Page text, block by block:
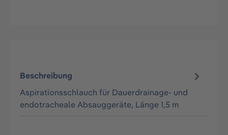
Beschreibung
Aspirationsschlauch für Dauerdrainage- und
endotracheale Absauggeräte, Länge 1,5 m